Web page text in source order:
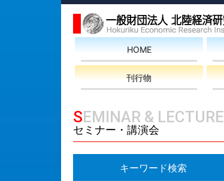
HOME
刊行物
SEMINAR & LECTURE
セミナー・講演会
キーワード検索